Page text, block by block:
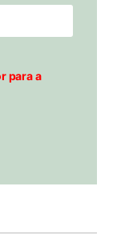
para a